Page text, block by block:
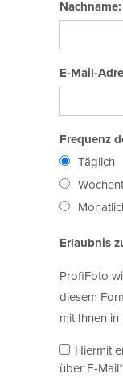
Nachname:
E-Mail-
Frequenz
Täglich
Erlaubnis
ProfiFoto
diesem
mit Ihnen
Hiermit
über E-Mail*